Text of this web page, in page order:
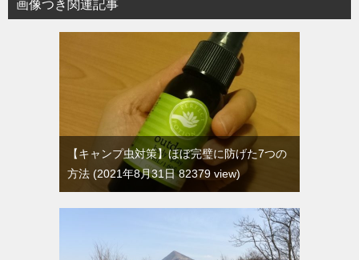
画像つき関連記事
【キャンプ虫対策】ほぼ完璧に防げた7つの
方法
2021年8月31日 82379 view